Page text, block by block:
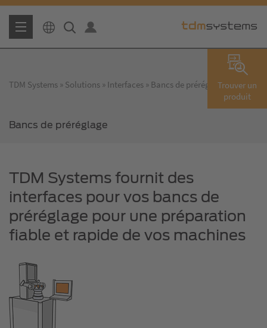
Trouver un
produit
TDM Systems Solutions Interfaces Bancs de préréglage
Bancs de préréglage
TDM Systems fournit des
interfaces pour vos bancs de
préréglage pour une préparation
fiable et rapide de vos machines